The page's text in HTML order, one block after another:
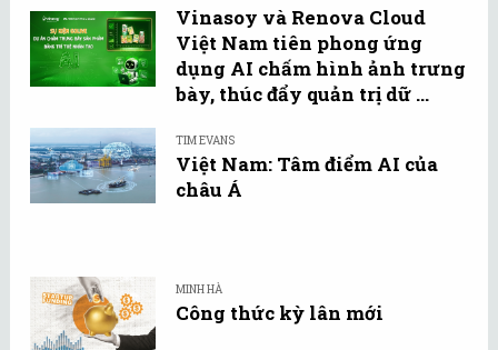
Vinasoy và Renova Cloud
Việt Nam tiên phong ứng
dụng AI chấm hình ảnh trưng
bày, thúc đẩy quản trị dữ ...
TIM EVANS
Việt Nam: Tâm điểm AI của
châu Á
MINH HÀ
Công thức kỳ lân mới